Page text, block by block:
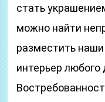
стать
можно найти
разместить
интерьер любого